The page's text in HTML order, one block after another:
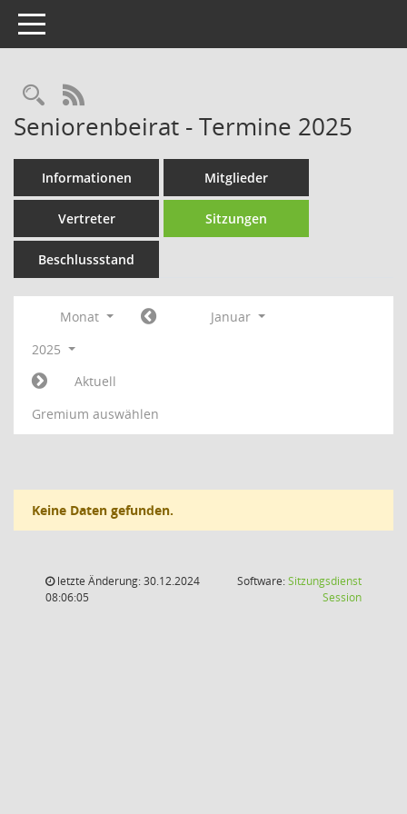
Toggle navigation
Rechercheauswahl
RSS-Feed
Seniorenbeirat - Termine 2025
Informationen Mitglieder
Vertreter Sitzungen
Beschlussstand
Monat
Januar
2025
Aktuell
Gremium auswählen
Keine Daten gefunden.
letzte Änderung: 30.12.2024
08:06:05
Software:Sitzungsdienst
Session(Wird in